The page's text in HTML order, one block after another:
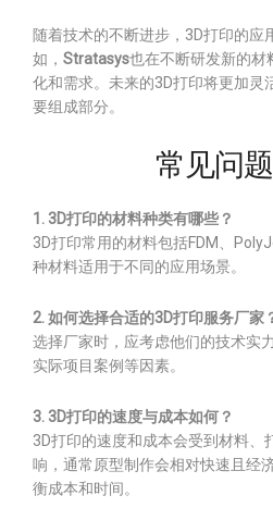
随着技术的不断进步，3D打印的应
如， Stratasys也在不断研发新的材
化和需求。未来的3D打印将更加灵
要组成部分。
常见问
1. 3D打印的材料种类有哪些？
3D打印常用的材料包括FDM、
种材料适用于不同的应用场景。
2. 如何选择合适的3D打印服务厂家
选择厂家时，应考虑他们的技术实
实际项目案例等因素。
3. 3D打印的速度与成本如何？
3D打印的速度和成本会受到材料、
响，通常原型制作会相对快速且经
衡成本和时间。